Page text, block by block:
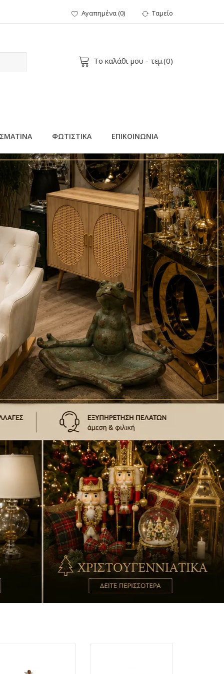
Αγαπημένα(0) Ταμείο
Το καλάθι μου - τεμ.(0)
ΦΩΤΙΣΤΙΚΑ ΕΠΙΚΟΙΝΩΝΙΑ